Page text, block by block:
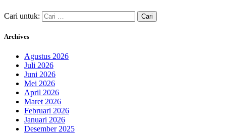
Cari untuk:
Archives
Agustus 2026
Juli 2026
Juni 2026
Mei 2026
April 2026
Maret 2026
Februari 2026
Januari 2026
Desember 2025